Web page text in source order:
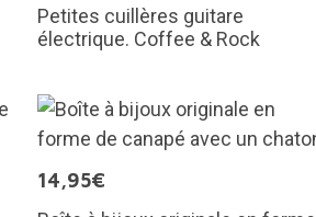
Petites cuillères guitare
électrique. Coffee & Rock
14,95€